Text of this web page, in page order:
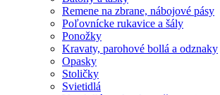
Remene na zbrane, nábojové pásy
Poľovnícke rukavice a šály
Ponožky
Kravaty, parohové bollá a odznaky
Opasky
Stoličky
Svietidlá